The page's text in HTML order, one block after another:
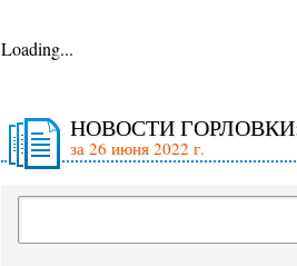
Loading...
НОВОСТИ
за 26 июня 2022 г.